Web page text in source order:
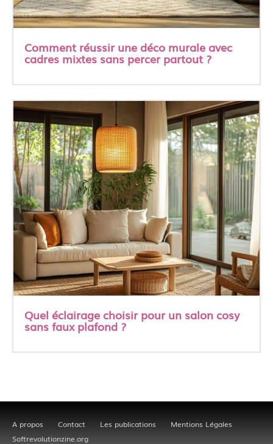
Comment réussir une déco murale avec
cadres mixtes sans percer partout ?
Quel éclairage choisir pour un salon cosy
sans faux plafond ?
A propos Contact Les publications
Mentions Légales
Softrevolutionzine.org